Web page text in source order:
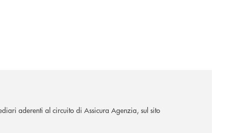
aderenti al circuito di Assicura Agenzia, sul sito